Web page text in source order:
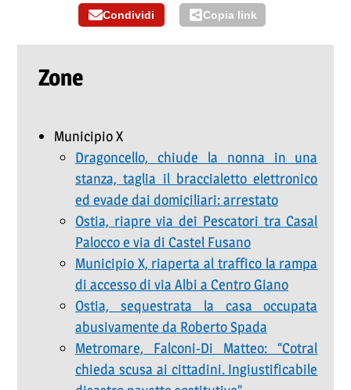
Condividi Copia link
Zone
Municipio X
Dragoncello, chiude la nonna in una
stanza, taglia il braccialetto elettronico
ed evade dai domiciliari: arrestato
Ostia, riapre via dei Pescatori tra Casal
Palocco e via di Castel Fusano
Municipio X, riaperta al traffico la rampa
di accesso di via Albi a Centro Giano
Ostia, sequestrata la casa occupata
abusivamente da Roberto Spada
Metromare, Falconi-Di Matteo: “Cotral
chieda scusa ai cittadini. Ingiustificabile